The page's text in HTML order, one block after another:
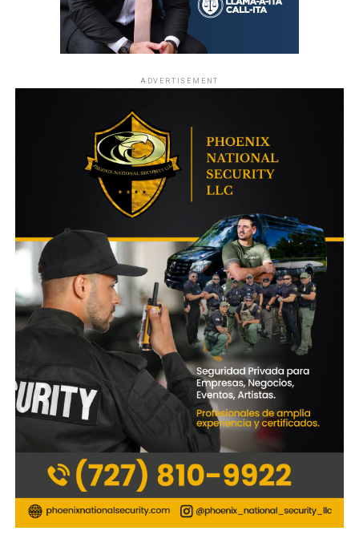
ADVERTISEMENT